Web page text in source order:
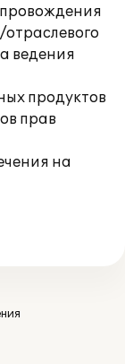
ведения
продуктов
прав
на